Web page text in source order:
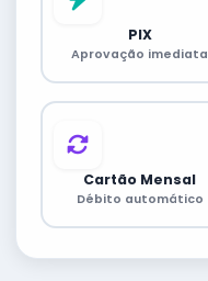
PIX
Aprovação imediata
Cartão Mensal
Débito automático